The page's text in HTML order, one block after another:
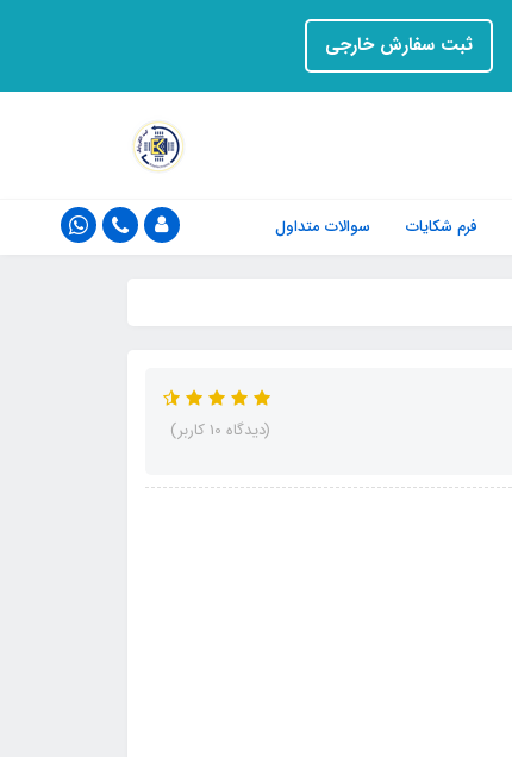
ثبت سفارش خارجی
فرم‌ شکایات سوالات متداول
(دیدگاه 10 کاربر)